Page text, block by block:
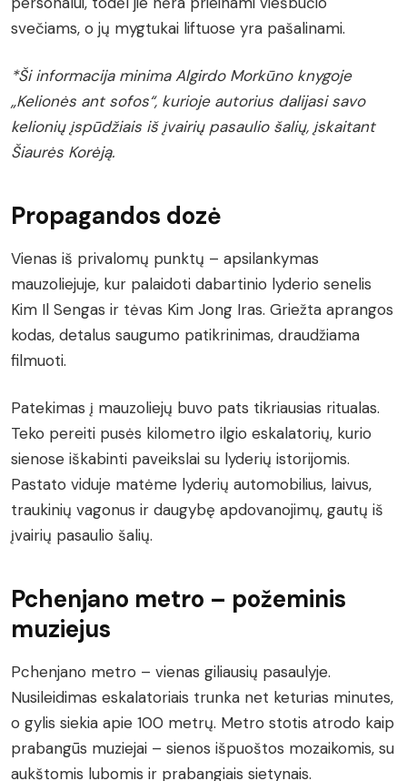
svečiams, o jų mygtukai liftuose yra pašalinami.
*Ši informacija minima Algirdo Morkūno knygoje
„Kelionės ant sofos“, kurioje autorius dalijasi savo
kelionių įspūdžiais iš įvairių pasaulio šalių, įskaitant
Šiaurės Korėją.
Propagandos dozė
Vienas iš privalomų punktų – apsilankymas
mauzoliejuje, kur palaidoti dabartinio lyderio senelis
Kim Il Sengas ir tėvas Kim Jong Iras. Griežta aprangos
kodas, detalus saugumo patikrinimas, draudžiama
filmuoti.
Patekimas į mauzoliejų buvo pats tikriausias ritualas.
Teko pereiti pusės kilometro ilgio eskalatorių, kurio
sienose iškabinti paveikslai su lyderių istorijomis.
Pastato viduje matėme lyderių automobilius, laivus,
traukinių vagonus ir daugybę apdovanojimų, gautų iš
įvairių pasaulio šalių.
Pchenjano metro – požeminis
muziejus
Pchenjano metro – vienas giliausių pasaulyje.
Nusileidimas eskalatoriais trunka net keturias minutes,
o gylis siekia apie 100 metrų. Metro stotis atrodo kaip
prabangūs muziejai – sienos išpuoštos mozaikomis, su
aukštomis lubomis ir prabangiais sietynais.